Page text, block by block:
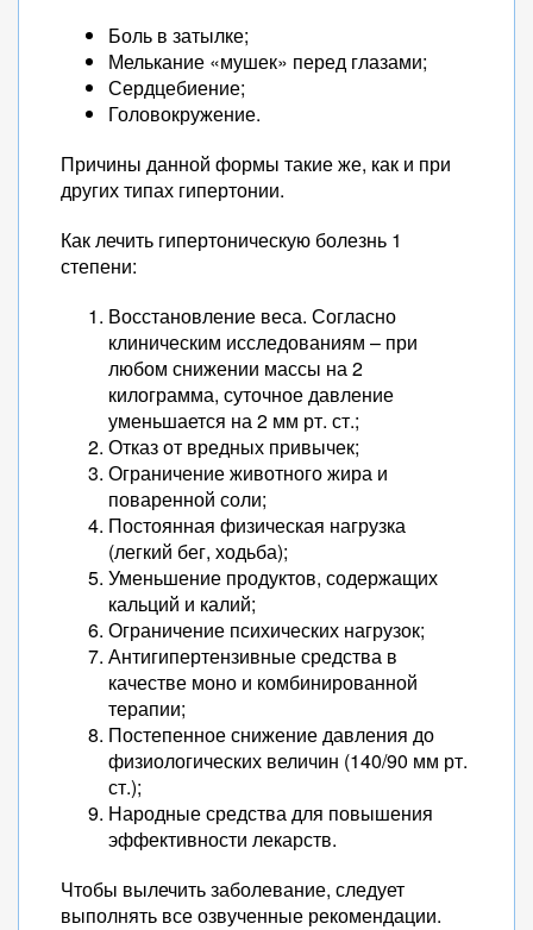
Боль в затылке;
Мелькание «мушек» перед глазами;
Сердцебиение;
Головокружение.
Причины данной формы такие же, как и при
других типах гипертонии.
Как лечить гипертоническую болезнь 1
степени:
Восстановление веса. Согласно
клиническим исследованиям – при
любом снижении массы на 2
килограмма, суточное давление
уменьшается на 2 мм рт. ст.;
Отказ от вредных привычек;
Ограничение животного жира и
поваренной соли;
Постоянная физическая нагрузка
(легкий бег, ходьба);
Уменьшение продуктов, содержащих
кальций и калий;
Ограничение психических нагрузок;
Антигипертензивные средства в
качестве моно и комбинированной
терапии;
Постепенное снижение давления до
физиологических величин (140/90 мм рт.
ст.);
Народные средства для повышения
эффективности лекарств.
Чтобы вылечить заболевание, следует
выполнять все озвученные рекомендации.